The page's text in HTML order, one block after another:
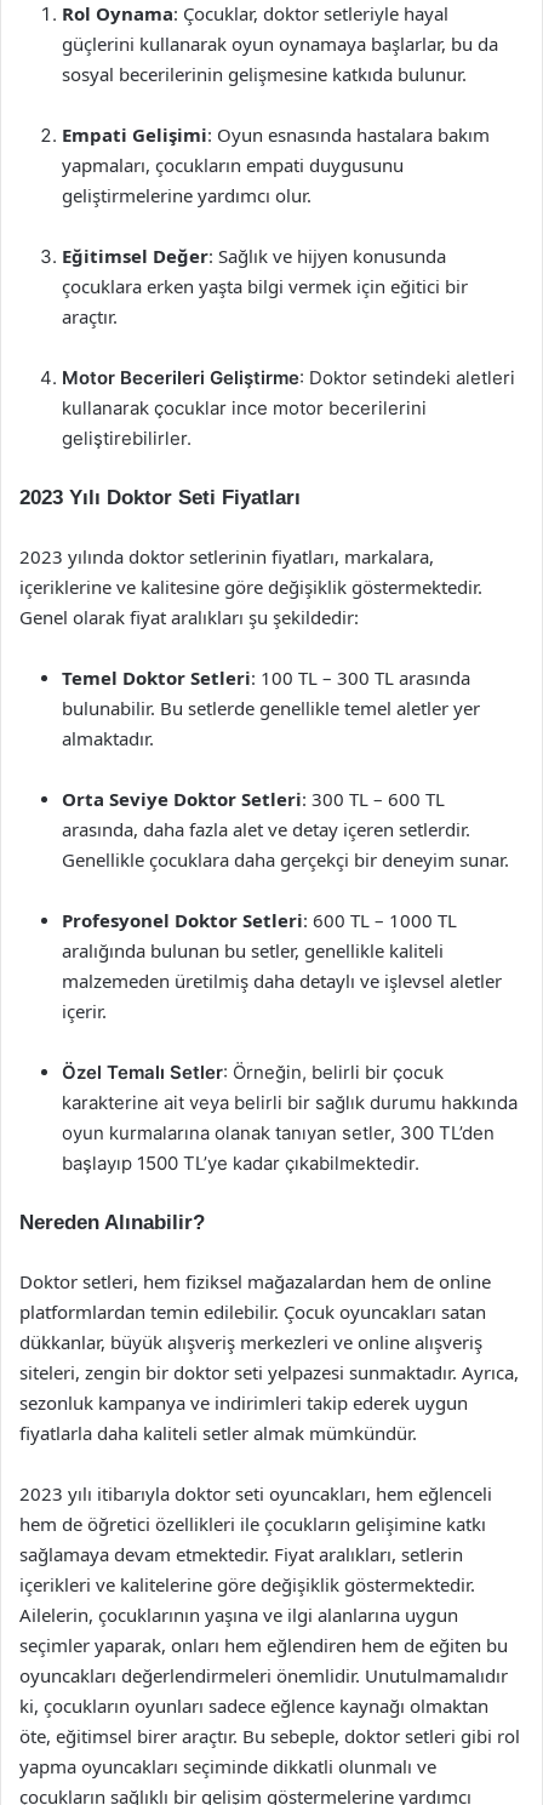
Rol Oynama: Çocuklar, doktor setleriyle hayal
güçlerini kullanarak oyun oynamaya başlarlar, bu da
sosyal becerilerinin gelişmesine katkıda bulunur.
Empati Gelişimi: Oyun esnasında hastalara bakım
yapmaları, çocukların empati duygusunu
geliştirmelerine yardımcı olur.
Eğitimsel Değer: Sağlık ve hijyen konusunda
çocuklara erken yaşta bilgi vermek için eğitici bir
araçtır.
Motor Becerileri Geliştirme: Doktor setindeki aletleri
kullanarak çocuklar ince motor becerilerini
geliştirebilirler.
2023 Yılı Doktor Seti Fiyatları
2023 yılında doktor setlerinin fiyatları, markalara,
içeriklerine ve kalitesine göre değişiklik göstermektedir.
Genel olarak fiyat aralıkları şu şekildedir:
Temel Doktor Setleri: 100 TL – 300 TL arasında
bulunabilir. Bu setlerde genellikle temel aletler yer
almaktadır.
Orta Seviye Doktor Setleri: 300 TL – 600 TL
arasında, daha fazla alet ve detay içeren setlerdir.
Genellikle çocuklara daha gerçekçi bir deneyim sunar.
Profesyonel Doktor Setleri: 600 TL – 1000 TL
aralığında bulunan bu setler, genellikle kaliteli
malzemeden üretilmiş daha detaylı ve işlevsel aletler
içerir.
Özel Temalı Setler: Örneğin, belirli bir çocuk
karakterine ait veya belirli bir sağlık durumu hakkında
oyun kurmalarına olanak tanıyan setler, 300 TL’den
başlayıp 1500 TL’ye kadar çıkabilmektedir.
Nereden Alınabilir?
Doktor setleri, hem fiziksel mağazalardan hem de online
platformlardan temin edilebilir. Çocuk oyuncakları satan
dükkanlar, büyük alışveriş merkezleri ve online alışveriş
siteleri, zengin bir doktor seti yelpazesi sunmaktadır. Ayrıca,
sezonluk kampanya ve indirimleri takip ederek uygun
fiyatlarla daha kaliteli setler almak mümkündür.
2023 yılı itibarıyla doktor seti oyuncakları, hem eğlenceli
hem de öğretici özellikleri ile çocukların gelişimine katkı
sağlamaya devam etmektedir. Fiyat aralıkları, setlerin
içerikleri ve kalitelerine göre değişiklik göstermektedir.
Ailelerin, çocuklarının yaşına ve ilgi alanlarına uygun
seçimler yaparak, onları hem eğlendiren hem de eğiten bu
oyuncakları değerlendirmeleri önemlidir. Unutulmamalıdır
ki, çocukların oyunları sadece eğlence kaynağı olmaktan
öte, eğitimsel birer araçtır. Bu sebeple, doktor setleri gibi rol
yapma oyuncakları seçiminde dikkatli olunmalı ve
çocukların sağlıklı bir gelişim göstermelerine yardımcı